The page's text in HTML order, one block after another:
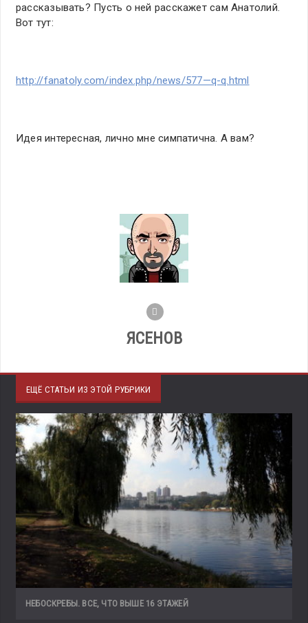
рассказывать? Пусть о ней расскажет сам Анатолий.
Вот тут:
http://fanatoly.com/index.php/news/577—q-q.html
Идея интересная, лично мне симпатична. А вам?
ЯСЕНОВ
ЕЩЁ СТАТЬИ ИЗ ЭТОЙ РУБРИКИ
НЕБОСКРЕБЫ. ВСЕ, ЧТО ВЫШЕ 16 ЭТАЖЕЙ